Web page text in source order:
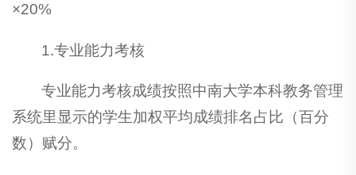
×20%
1.专业能力考核
专业能力考核成绩按照中南大学本科教务管理
系统里显示的学生加权平均成绩排名占比（百分
数）赋分。